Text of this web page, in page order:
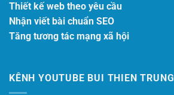
Thiết kế web theo yêu cầu
Nhận viết bài chuẩn SEO
Tăng tương tác mạng xã hội
KÊNH YOUTUBE BUI THIEN TRUNG